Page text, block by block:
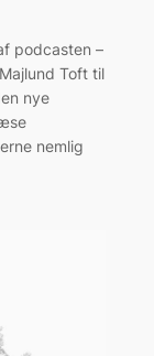
podcasten –
Toft til
nye
nemlig